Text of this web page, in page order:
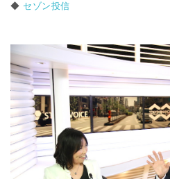
◆ セゾン投信